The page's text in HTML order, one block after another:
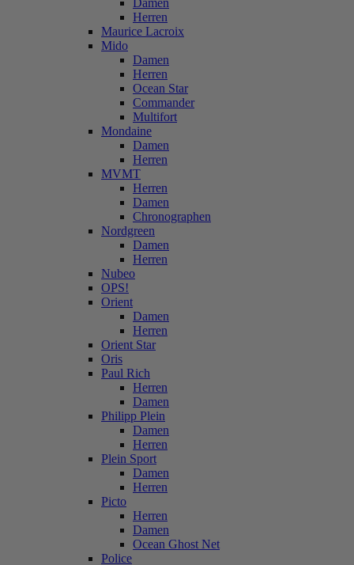
Damen
Herren
Maurice Lacroix
Mido
Damen
Herren
Ocean Star
Commander
Multifort
Mondaine
Damen
Herren
MVMT
Herren
Damen
Chronographen
Nordgreen
Damen
Herren
Nubeo
OPS!
Orient
Damen
Herren
Orient Star
Oris
Paul Rich
Herren
Damen
Philipp Plein
Damen
Herren
Plein Sport
Damen
Herren
Picto
Herren
Damen
Ocean Ghost Net
Police